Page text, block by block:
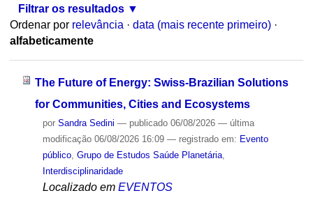
Filtrar os resultados
Ordenar por relevância · data (mais recente primeiro) ·
alfabeticamente
The Future of Energy: Swiss-Brazilian Solutions
for Communities, Cities and Ecosystems
por Sandra Sedini — publicado06/08/2026 — última
modificação06/08/2026 16:09 — registrado em: Evento
público, Grupo de Estudos Saúde Planetária,
Interdisciplinaridade
Localizado em EVENTOS